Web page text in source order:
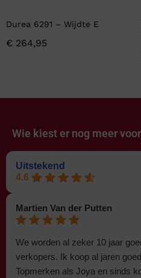
Durea 6291 – Wijdte E
€ 264,95
Wie kiest er nog meer voor
Uitstekend
4.6
Martien Van der Putten
We worden al zeker 10 jaar
verkopers. Ik koop al jaren
Topmerken als Joya en sinds